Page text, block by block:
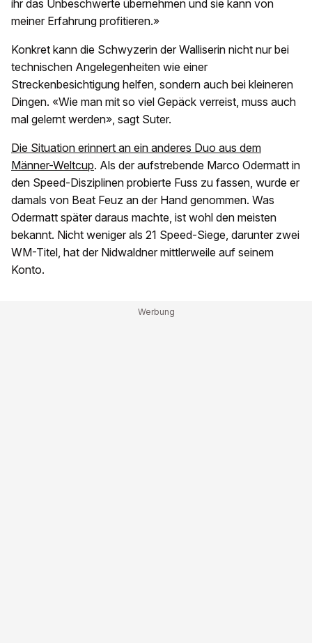
ihr das Unbeschwerte übernehmen und sie kann von
meiner Erfahrung profitieren.»
Konkret kann die Schwyzerin der Walliserin nicht nur bei
technischen Angelegenheiten wie einer
Streckenbesichtigung helfen, sondern auch bei kleineren
Dingen. «Wie man mit so viel Gepäck verreist, muss auch
mal gelernt werden», sagt Suter.
Die Situation erinnert an ein anderes Duo aus dem
Männer-Weltcup. Als der aufstrebende Marco Odermatt in
den Speed-Disziplinen probierte Fuss zu fassen, wurde er
damals von Beat Feuz an der Hand genommen. Was
Odermatt später daraus machte, ist wohl den meisten
bekannt. Nicht weniger als 21 Speed-Siege, darunter zwei
WM-Titel, hat der Nidwaldner mittlerweile auf seinem
Konto.